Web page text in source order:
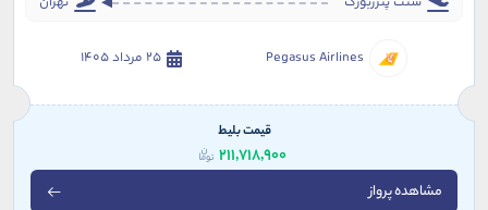
Pegasus Airlines 25 مرداد 1405
قیمت بلیط
211,718,900
مشاهده پرواز